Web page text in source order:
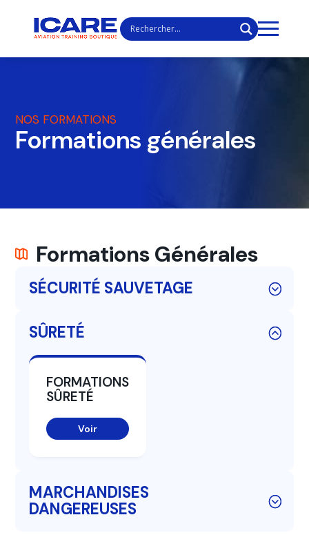
NOS FORMATIONS
Formations générales
Formations Générales
SÉCURITÉ SAUVETAGE
SÛRETÉ
FORMATIONS
SÛRETÉ
Voir
MARCHANDISES
DANGEREUSES